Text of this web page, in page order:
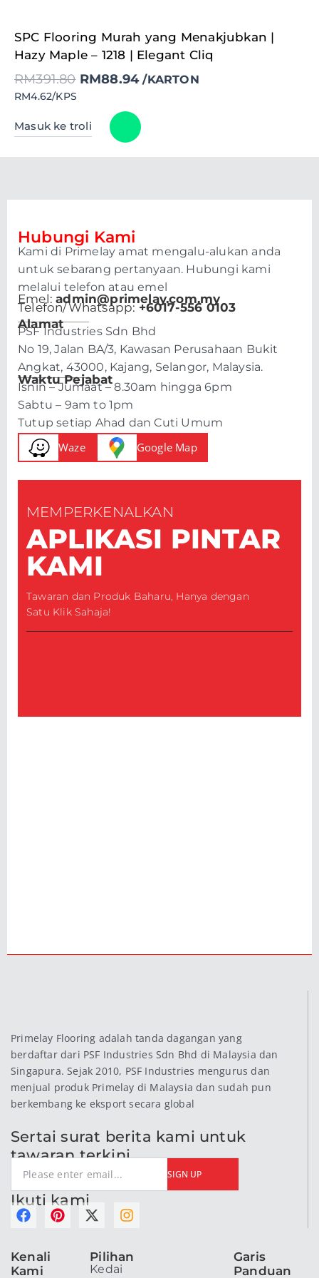
SPC Flooring Murah yang Menakjubkan |
Hazy Maple – 1218 | Elegant Cliq
RM391.80
Original
price
was:
RM391.80.
RM88.94
Current
price
is:
RM88.94.
/KARTON
RM4.62/KPS
Masuk ke troli
Hubungi Kami
Kami di Primelay amat mengalu-alukan anda
untuk sebarang pertanyaan. Hubungi kami
melalui telefon atau emel
Emel:admin@primelay.com.my
Telefon/Whatsapp:+6017-556 0103
Alamat
PSF Industries Sdn Bhd
No 19, Jalan BA/3, Kawasan Perusahaan Bukit
Angkat, 43000, Kajang, Selangor, Malaysia.
Waktu Pejabat
Isnin – Jumaat – 8.30am hingga 6pm
Sabtu – 9am to 1pm
Tutup setiap Ahad dan Cuti Umum
Waze Google Map
MEMPERKENALKAN
APLIKASI PINTAR
KAMI
Tawaran dan Produk Baharu, Hanya dengan
Satu Klik Sahaja!
Primelay Flooring adalah tanda dagangan yang
berdaftar dari PSF Industries Sdn Bhd di Malaysia dan
Singapura. Sejak 2010, PSF Industries mengurus dan
menjual produk Primelay di Malaysia dan sudah pun
berkembang ke eksport secara global
Sertai surat berita kami untuk
tawaran terkini
SIGN UP
Ikuti kami
F
e
b
P
X
w
i
I
t
Kenali
Kami
Pilihan
Kedai
Garis
Panduan